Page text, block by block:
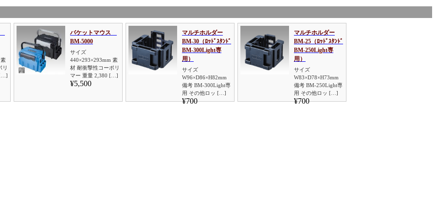
リ
[…]
バケットマウス
BM-5000
サイズ
440×293×293mm 素
材 耐衝撃性コーポリ
マー 重量 2,380 […]
¥5,500
マルチホルダー
BM-30（ﾛｯﾄﾞｽﾀﾝﾄﾞ
BM-300Light専
用）
サイズ
W96×D86×H82mm
備考 BM-300Light専
用 その他ロッ […]
¥700
マルチホルダー
BM-25（ﾛｯﾄﾞｽﾀﾝﾄﾞ
BM-250Light専
用）
サイズ
W83×D78×H73mm
備考 BM-250Light専
用 その他ロッ […]
¥700